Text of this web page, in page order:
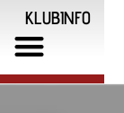
KLUBINFO